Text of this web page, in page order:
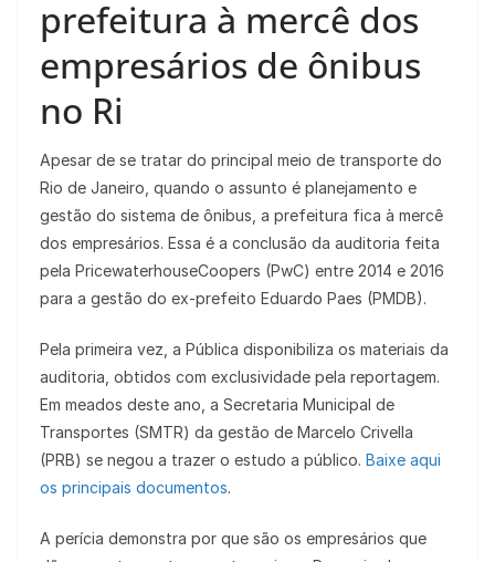
prefeitura à mercê dos
empresários de ônibus
no Ri
Apesar de se tratar do principal meio de transporte do
Rio de Janeiro, quando o assunto é planejamento e
gestão do sistema de ônibus, a prefeitura fica à mercê
dos empresários. Essa é a conclusão da auditoria feita
pela PricewaterhouseCoopers (PwC) entre 2014 e 2016
para a gestão do ex-prefeito Eduardo Paes (PMDB).
Pela primeira vez, a Pública disponibiliza os materiais da
auditoria, obtidos com exclusividade pela reportagem.
Em meados deste ano, a Secretaria Municipal de
Transportes (SMTR) da gestão de Marcelo Crivella
(PRB) se negou a trazer o estudo a público. Baixe aqui
os principais documentos.
A perícia demonstra por que são os empresários que